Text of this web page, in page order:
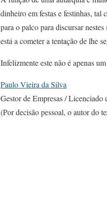
dinheiro em festas e festinhas,
para o palco para discursar
está a cometer a tentação de lhe
Infelizmente este não é apenas
Paulo Vieira da Silva
Gestor de Empresas / Licenciado
(Por decisão pessoal, o autor do